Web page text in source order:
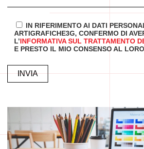
IN RIFERIMENTO AI DATI
ARTIGRAFICHE3G, CONFERMO DI
L’INFORMATIVA SUL TRATTAMENTO
E PRESTO IL MIO CONSENSO AL